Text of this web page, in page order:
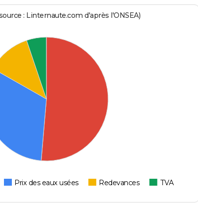
: Linternaute.com d'après l'ONSEA)
Prix des eaux usées Redevances TVA